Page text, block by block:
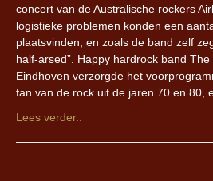
concert van de Australische rockers
logistieke problemen konden een
plaatsvinden, en zoals de band zelf
half-arsed”. Happy hardrock band
Eindhoven verzorgde het
fan van de rock uit de jaren 70 en 80,
Lees verder..